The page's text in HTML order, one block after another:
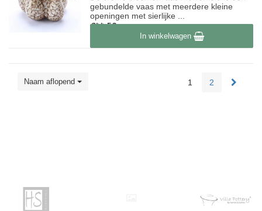
gebundelde vaas met meerdere kleine
openingen met sierlijke ...
€44,50
Op voorraadIn winkelwagen
Naam aflopend 1 2